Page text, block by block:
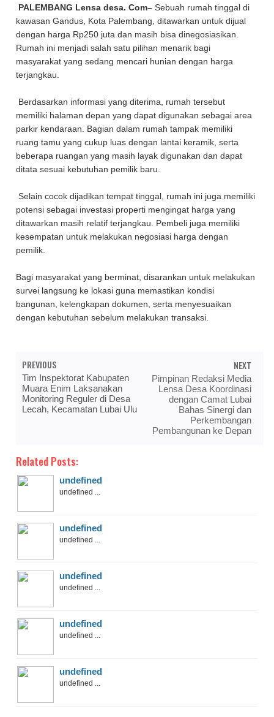
PALEMBANG Lensa desa. Com– Sebuah rumah tinggal di
kawasan Gandus, Kota Palembang, ditawarkan untuk dijual
dengan harga Rp250 juta dan masih bisa dinegosiasikan.
Rumah ini menjadi salah satu pilihan menarik bagi
masyarakat yang sedang mencari hunian dengan harga
terjangkau.
Berdasarkan informasi yang diterima, rumah tersebut
memiliki halaman depan yang dapat digunakan sebagai area
parkir kendaraan. Bagian dalam rumah tampak memiliki
ruang tamu yang cukup luas dengan lantai keramik, serta
beberapa ruangan yang masih layak digunakan dan dapat
ditata sesuai kebutuhan pemilik baru.
Selain cocok dijadikan tempat tinggal, rumah ini juga memiliki
potensi sebagai investasi properti mengingat harga yang
ditawarkan masih relatif terjangkau. Pembeli juga memiliki
kesempatan untuk melakukan negosiasi harga dengan
pemilik.
Bagi masyarakat yang berminat, disarankan untuk melakukan
survei langsung ke lokasi guna memastikan kondisi
bangunan, kelengkapan dokumen, serta menyesuaikan
dengan kebutuhan sebelum melakukan transaksi.
PREVIOUS
Tim Inspektorat Kabupaten
Muara Enim Laksanakan
Monitoring Reguler di Desa
Lecah, Kecamatan Lubai Ulu
NEXT
Pimpinan Redaksi Media
Lensa Desa Koordinasi
dengan Camat Lubai
Bahas Sinergi dan
Perkembangan
Pembangunan ke Depan
Related Posts:
undefined
undefined ...
undefined
undefined ...
undefined
undefined ...
undefined
undefined ...
undefined
undefined ...